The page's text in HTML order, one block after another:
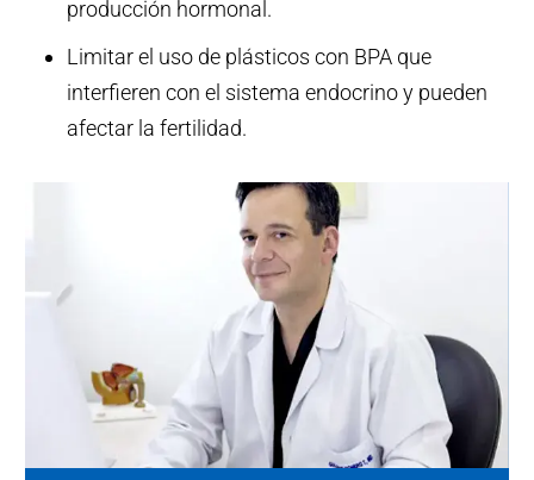
producción hormonal.
Limitar el uso de plásticos con BPA que
interfieren con el sistema endocrino y pueden
afectar la fertilidad.